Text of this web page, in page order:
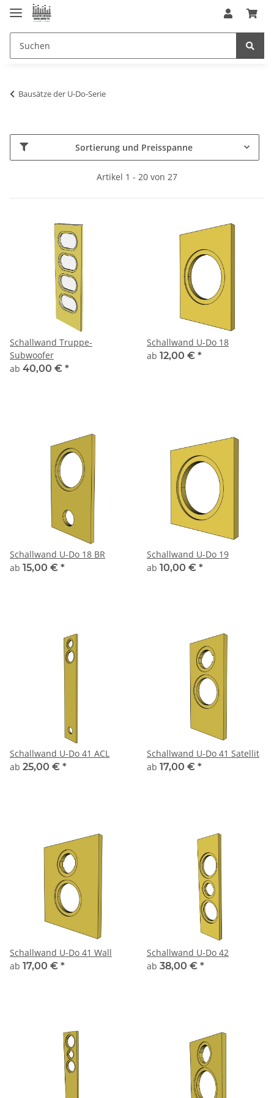
Bausätze der U-Do-Serie
Sortierung und Preisspanne
Artikel 1 - 20 von 27
Schallwand Truppe-
Subwoofer
ab 40,00 € *
Schallwand U-Do 18
ab 12,00 € *
Schallwand U-Do 18 BR
ab 15,00 € *
Schallwand U-Do 19
ab 10,00 € *
Schallwand U-Do 41 ACL
ab 25,00 € *
Schallwand U-Do 41 Satellit
ab 17,00 € *
Schallwand U-Do 41 Wall
ab 17,00 € *
Schallwand U-Do 42
ab 38,00 € *